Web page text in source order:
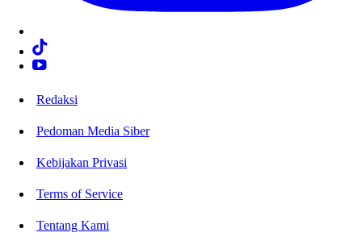
Redaksi
Pedoman Media Siber
Kebijakan Privasi
Terms of Service
Tentang Kami